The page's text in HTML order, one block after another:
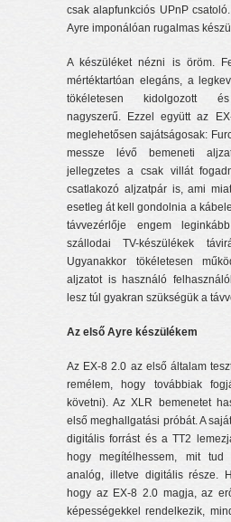
csak alapfunkciós UPnP
Ayre imponálóan rugalmas
A készüléket nézni is öröm.
mértéktartóan elegáns, a
tökéletesen kidolgozott és
nagyszerű. Ezzel együtt az
meglehetősen sajátságosak:
messze lévő bemeneti
jellegzetes a csak villát
csatlakozó aljzatpár is, ami
esetleg át kell gondolnia a
távvezérlője engem
szállodai TV-készülékek
Ugyanakkor tökéletesen
aljzatot is használó
lesz túl gyakran szükségük a
Az első Ayre készülékem
Az EX-8 2.0 az első általam
remélem, hogy továbbiak
követni). Az XLR bemenetet
első meghallgatási próbát. A
digitális forrást és a TT2
hogy megítélhessem, mit
analóg, illetve digitális része.
hogy az EX-8 2.0 magja, az
képességekkel rendelkezik,